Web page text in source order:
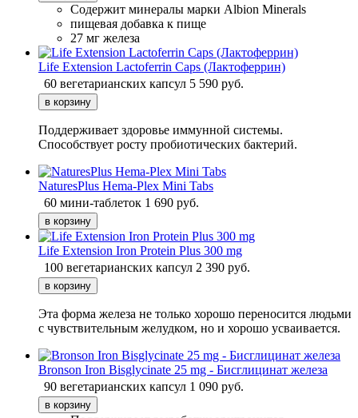
Содержит минералы марки Albion Minerals
пищевая добавка к пище
27 мг железа
Life Extension Lactoferrin Caps (Лактоферрин)
60 вегетарианских капсул 5 590 руб.
Поддерживает здоровье иммунной системы.
Способствует росту пробиотических бактерий.
NaturesPlus Hema-Plex Mini Tabs
60 мини-таблеток 1 690 руб.
Life Extension Iron Protein Plus 300 mg
100 вегетарианских капсул 2 390 руб.
Эта форма железа не только хорошо переносится людьми
с чувствительным желудком, но и хорошо усваивается.
Bronson Iron Bisglycinate 25 mg - Бисглицинат железа
90 вегетарианских капсул 1 090 руб.